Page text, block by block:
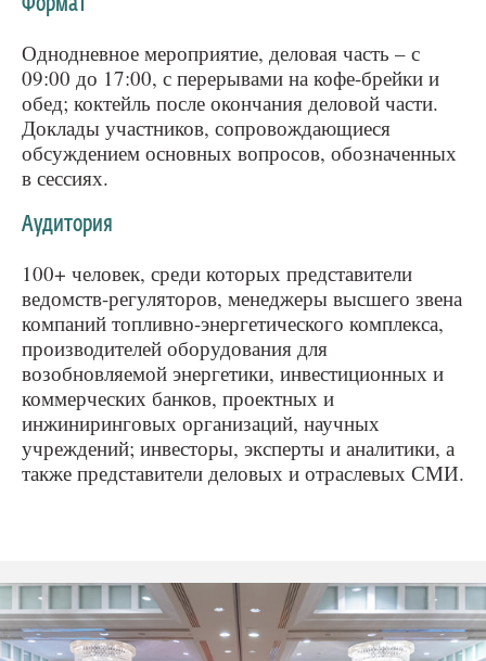
Формат
Однодневное мероприятие, деловая часть – с
09:00 до 17:00, с перерывами на кофе-брейки и
обед; коктейль после окончания деловой части.
Доклады участников, сопровождающиеся
обсуждением основных вопросов, обозначенных
в сессиях.
Аудитория
100+ человек, среди которых представители
ведомств-регуляторов, менеджеры высшего звена
компаний топливно-энергетического комплекса,
производителей оборудования для
возобновляемой энергетики, инвестиционных и
коммерческих банков, проектных и
инжиниринговых организаций, научных
учреждений; инвесторы, эксперты и аналитики, а
также представители деловых и отраслевых СМИ.